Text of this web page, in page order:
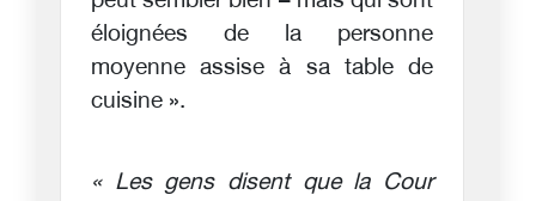
éloignées de la personne
moyenne assise à sa table de
cuisine ».
« Les gens disent que la Cour